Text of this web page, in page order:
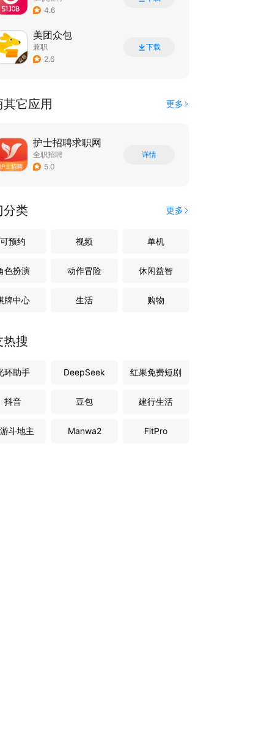
4.6
美团众包
兼职
2.6
下载
其它应用 更多
护士招聘求职网
全职招聘
5.0
详情
分类 更多
可预约 视频 单机
色扮演 动作冒险 休闲益智
牌中心 生活 购物
热搜
环助手 DeepSeek 红果免费短剧
抖音 豆包 建行生活
斗地主 Manwa2 FitPro